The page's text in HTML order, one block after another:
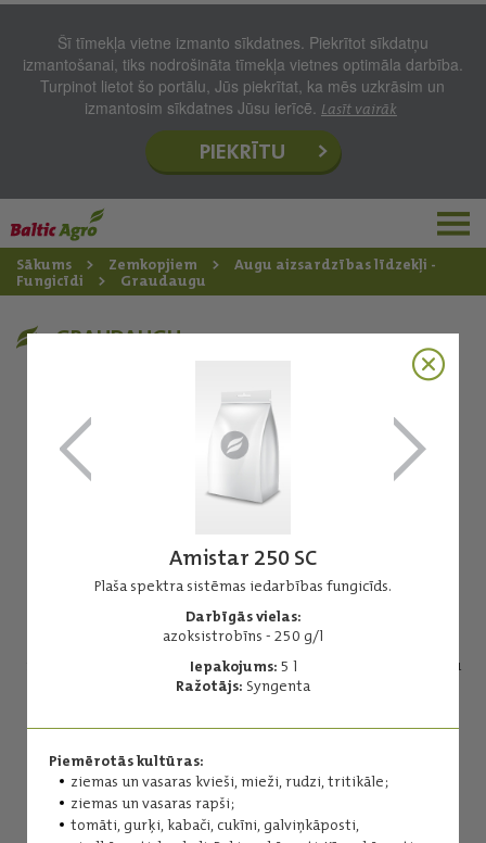
Šī tīmekļa vietne izmanto sīkdatnes. Piekrītot sīkdatņu
izmantošanai, tiks nodrošināta tīmekļa vietnes optimāla darbība.
Turpinot lietot šo portālu, Jūs piekrītat, ka mēs uzkrāsim un
izmantosim sīkdatnes Jūsu ierīcē. Lasīt vairāk
PIEKRĪTU
Sākums Zemkopjiem
Augu aizsardzības līdzekļi -
Fungicīdi
Graudaugu
Amistar 250 SC
Plaša spektra sistēmas iedarbības fungicīds.
Darbīgās vielas:
azoksistrobīns - 250 g/l
Iepakojums: 5 l
Ražotājs: Syngenta
Piemērotās kultūras:
ziemas un vasaras kvieši, mieži, rudzi, tritikāle;
ziemas un vasaras rapši;
tomāti, gurķi, kabači, cukīni, galviņkāposti,
GRAUDAUGU
Avastel®
Sistēmas iedarbības fungicīds slimību ierobežošanai graudaugu
sējumos.
fluksapiroksāds
Iepakojums:5 l
Ražotājs: